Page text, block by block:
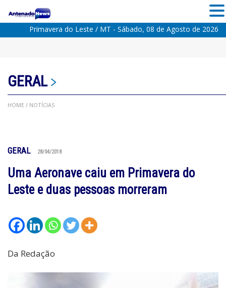
Primavera do Leste / MT - Sábado, 08 de Agosto de 2026
GERAL
HOME / NOTÍCIAS
GERAL 28/04/2018
Uma Aeronave caiu em Primavera do
Leste e duas pessoas morreram
Da Redação